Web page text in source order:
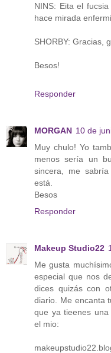
NINS: Eita el
hace mirada
SHORBY: Gracias,
Besos!
Responder
MORGAN 10 de
Muy chulo! Yo
menos sería un
sincera, me
está.
Besos
Responder
Makeup Studio22
Me gusta
especial que nos
dices quizás con
diario. Me encanta
que ya tieenes
el mio: